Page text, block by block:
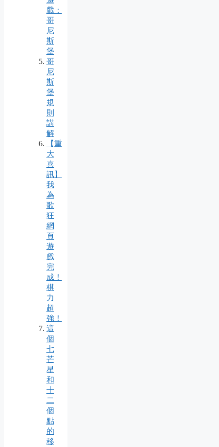
戲：
哥
尼
斯
堡
哥
尼
斯
堡
規
則
講
解
【重
大
喜
訊】
我
為
歌
狂
網
頁
遊
戲
完
成！
棋
力
超
強！
這
個
七
芒
星
和
十
二
個
點
的
移